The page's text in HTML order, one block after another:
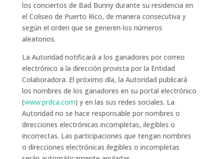
los conciertos de Bad Bunny durante su residencia en
el Coliseo de Puerto Rico, de manera consecutiva y
según el orden que se generen los números
aleatorios.
La Autoridad notificará a los ganadores por correo
electrónico a la dirección provista por la Entidad
Colaboradora. El próximo día, la Autoridad publicará
los nombres de los ganadores en su portal electrónico
(www.prdca.com) y en las sus redes sociales. La
Autoridad no se hace responsable por nombres o
direcciones electrónicas incompletas, ilegibles o
incorrectas. Las participaciones que tengan nombres
o direcciones electrónicas ilegibles o incompletas